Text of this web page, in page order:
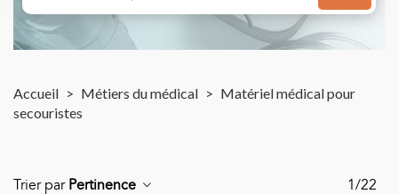
Accueil > Métiers du médical > Matériel médical pour
secouristes
Trier par Pertinence 1/22